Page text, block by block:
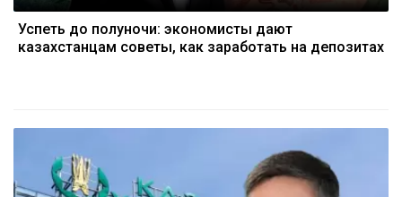
Успеть до полуночи: экономисты дают
казахстанцам советы, как заработать на депозитах